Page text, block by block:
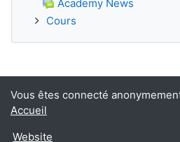
Academy News
Cours
Vous êtes connecté
Accueil
Website